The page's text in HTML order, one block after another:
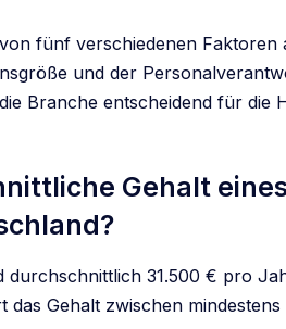
fünf verschiedenen Faktoren
und der
Branche entscheidend für die
Gehalt
durchschnittlich 31.500 € pro
Gehalt zwischen mindestens